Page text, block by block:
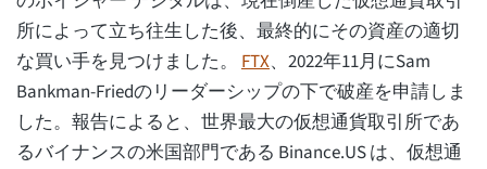
所によって立ち往生した後、最終的にその資産の適切
な買い手を見つけました。 FTX、2022年11月にSam
Bankman-Friedのリーダーシップの下で破産を申請しま
した。報告によると、世界最大の仮想通貨取引所であ
るバイナンスの米国部門である Binance.US は、仮想通